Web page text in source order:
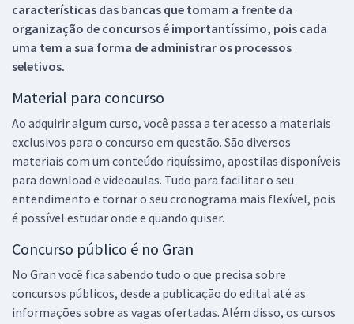
características das bancas que tomam a frente da
organização de concursos é importantíssimo, pois cada
uma tem a sua forma de administrar os processos
seletivos.
Material para concurso
Ao adquirir algum curso, você passa a ter acesso a materiais
exclusivos para o concurso em questão. São diversos
materiais com um conteúdo riquíssimo, apostilas disponíveis
para download e videoaulas. Tudo para facilitar o seu
entendimento e tornar o seu cronograma mais flexível, pois
é possível estudar onde e quando quiser.
Concurso público é no Gran
No Gran você fica sabendo tudo o que precisa sobre
concursos públicos, desde a publicação do edital até as
informações sobre as vagas ofertadas. Além disso, os cursos